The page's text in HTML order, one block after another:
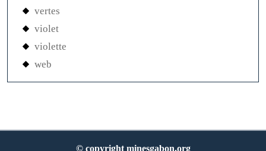
vertes
violet
violette
web
© copyright minesgabon.org